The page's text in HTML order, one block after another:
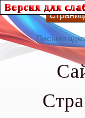
Письмо